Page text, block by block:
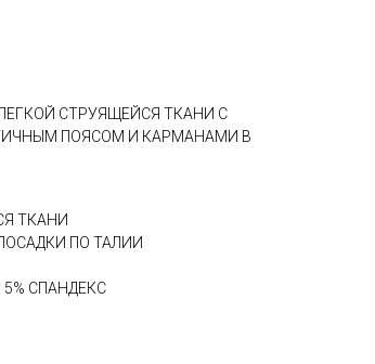
СТРУЯЩЕЙСЯ ТКАНИ С
ПОЯСОМ И КАРМАНАМИ В
ТКАНИ
ПО ТАЛИИ
СПАНДЕКС